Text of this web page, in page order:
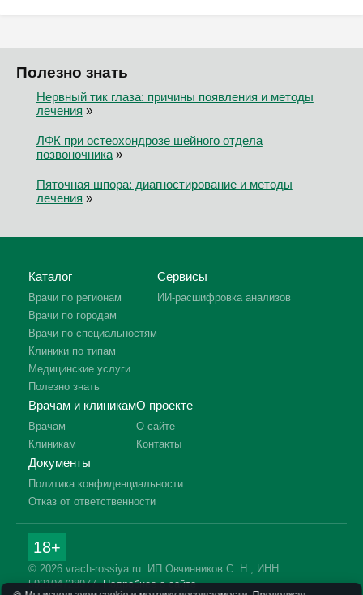
Полезно знать
Нервный тик глаза: причины появления и методы
лечения »
ЛФК при остеохондрозе шейного отдела
позвоночника»
Пяточная шпора: диагностирование и методы
лечения »
Каталог
Врачи по регионам
Врачи по городам
Врачи по специальностям
Клиники по типам
Медицинские услуги
Полезно знать
Сервисы
ИИ-расшифровка анализов
Врачам и клиникам
Врачам
Клиникам
О проекте
О сайте
Контакты
Документы
Политика конфиденциальности
Отказ от ответственности
18+
© 2026 vrach-rossiya.ru. ИП Овчинников С. Н., ИНН
592104728977.Подробнее о сайте